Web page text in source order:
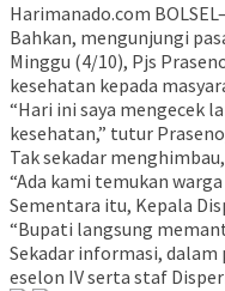
Harimanado.com
Bahkan, mengunjungi
Minggu (4/10), Pjs
kesehatan kepada
“Hari ini saya mengecek
kesehatan,” tutur
Tak sekadar
“Ada kami temukan
Sementara itu, Kepala
“Bupati langsung
Sekadar informasi, dalam
eselon IV serta staf